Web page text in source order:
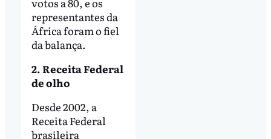
representantes da
África foram o fiel
da balança.
2. Receita Federal
de olho
Desde 2002, a
Receita Federal
brasileira